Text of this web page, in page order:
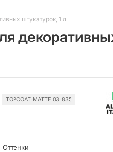
штукатурок, 1 л
TOPCOAT-MATTE 03-835
Оттенки